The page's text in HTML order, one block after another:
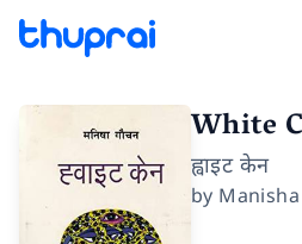
White
ह्वाइट केन
by